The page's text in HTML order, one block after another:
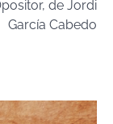
de Jordi
García Cabedo